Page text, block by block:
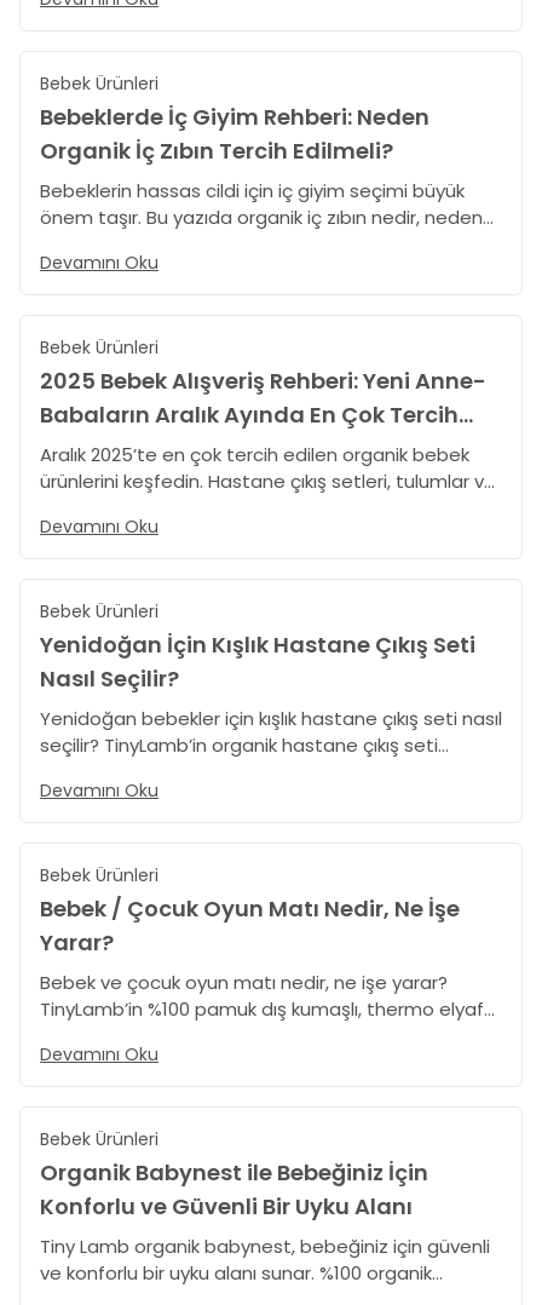
şapka modelleri nasıl seçilmeli gibi soruların
yanıtlarını TinyLamb rehberinde keşfedin.
Bebek Ürünleri
Bebeklerde İç Giyim Rehberi: Neden
Organik İç Zıbın Tercih Edilmeli?
Bebeklerin hassas cildi için iç giyim seçimi büyük
önem taşır. Bu yazıda organik iç zıbın nedir, neden
sağladığı avantajları ebeveynler için sade ve
anlaşılır şekilde anlatıyoruz.
Devamını Oku
Bebek Ürünleri
2025 Bebek Alışveriş Rehberi: Yeni Anne-
Babaların Aralık Ayında En Çok Tercih
Ettiği Ürünler
Aralık 2025’te en çok tercih edilen organik bebek
ürünlerini keşfedin. Hastane çıkış setleri, tulumlar ve
Devamını Oku
Bebek Ürünleri
Yenidoğan İçin Kışlık Hastane Çıkış Seti
Nasıl Seçilir?
Yenidoğan bebekler için kışlık hastane çıkış seti nasıl
seçilir? TinyLamb’in organik hastane çıkış seti
seçim rehberi burada. Kışa özel ipuçlarını keşfedin.
Devamını Oku
Bebek Ürünleri
Bebek / Çocuk Oyun Matı Nedir, Ne İşe
Yarar?
Bebek ve çocuk oyun matı nedir, ne işe yarar?
TinyLamb’in %100 pamuk dış kumaşlı, thermo elyaf
bebeğiniz için güvenli, yumuşak ve hijyenik bir oyun
alanı oluşturun. Farkı TinyLamb ile keşfedin.
Devamını Oku
Bebek Ürünleri
Organik Babynest ile Bebeğiniz İçin
Konforlu ve Güvenli Bir Uyku Alanı
Tiny Lamb organik babynest, bebeğiniz için güvenli
ve konforlu bir uyku alanı sunar. %100 organik